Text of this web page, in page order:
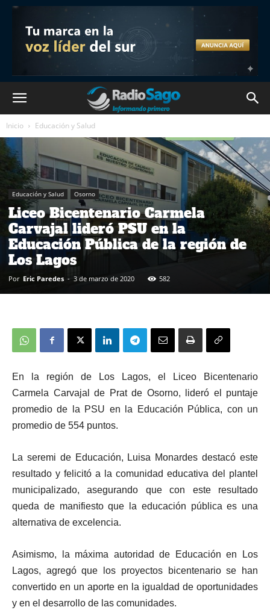
Inicio Educación y Salud
Educación y Salud Osorno
Liceo Bicentenario Carmela
Carvajal lideró PSU en la
Educación Pública de la región de
Los Lagos
Por Eric Paredes - 3 de marzo de 2020 582
En la región de Los Lagos, el Liceo Bicentenario
Carmela Carvajal de Prat de Osorno, lideró el puntaje
promedio de la PSU en la Educación Pública, con un
promedio de 554 puntos.
La seremi de Educación, Luisa Monardes destacó este
resultado y felicitó a la comunidad educativa del plantel
municipalizado, asegurando que con este resultado
queda de manifiesto que la educación pública es una
alternativa de excelencia.
Asimismo, la máxima autoridad de Educación en Los
Lagos, agregó que los proyectos bicentenario se han
convertido en un aporte en la igualdad de oportunidades
y en el desarrollo de las comunidades.